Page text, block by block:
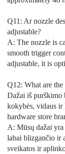
Q11: Ar nozzle
adjustable?
A: The nozzle is
smooth trigger
adjustable, it is
Q12: What are
Dažai iš purškimo
kokybės, vidaus ir
hardware store
A: Mūsų dažai
labai blizgančio ir
sveikatos ir